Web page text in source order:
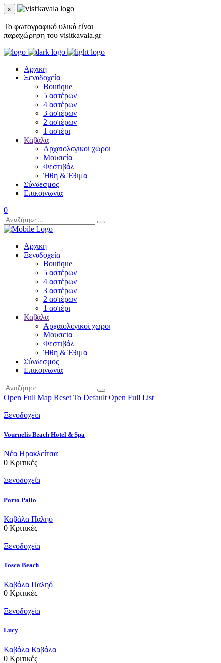
x
Το φωτογραφικό υλικό είναι
παραχώρηση του visitkavala.gr
Αρχική
Ξενοδοχεία
Boutique
5 αστέρων
4 αστέρων
3 αστέρων
2 αστέρων
1 αστέρι
Καβάλα
Αρχαιολογικοί χώροι
Μουσεία
Φεστιβάλ
Ήθη & Έθιμα
Σύνδεσμος
Επικοινωνία
0
Αρχική
Ξενοδοχεία
Boutique
5 αστέρων
4 αστέρων
3 αστέρων
2 αστέρων
1 αστέρι
Καβάλα
Αρχαιολογικοί χώροι
Μουσεία
Φεστιβάλ
Ήθη & Έθιμα
Σύνδεσμος
Επικοινωνία
Open Full Map Reset To Default Open Full List
Ξενοδοχεία
Vournelis Beach Hotel & Spa
Νέα Ηρακλείτσα
0 Κριτικές
Ξενοδοχεία
Porto Palio
Καβάλα Παληό
0 Κριτικές
Ξενοδοχεία
Tosca Beach
Καβάλα Παληό
0 Κριτικές
Ξενοδοχεία
Lucy
Καβάλα Καβάλα
0 Κριτικές